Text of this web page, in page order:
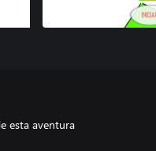
esta aventura